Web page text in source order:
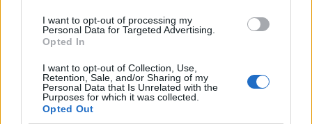
I want to opt-out of processing my
Personal Data for Targeted Advertising.
Opted In
I want to opt-out of Collection, Use,
Retention, Sale, and/or Sharing of my
Personal Data that Is Unrelated with the
Purposes for which it was collected.
Opted Out
ενθουσιασμό για τη γνώση και δεν νιώθω να έκανα
κάποια «θυσία», γιατί όλα γίνονταν για τα δικά μου
Με την επιτυχία δικαιώνει τη θέση της παραστάτριας
στο σχολείο της, το 2ο Πρότυπο Πειραματικό Λύκειο
Αθηνών. Τους καθηγητές της θέλει να ευχαριστήσει, για